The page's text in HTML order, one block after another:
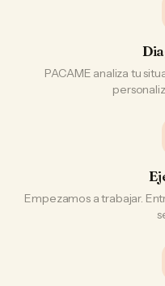
PACAME analiza tu
Empezamos a trabajar.